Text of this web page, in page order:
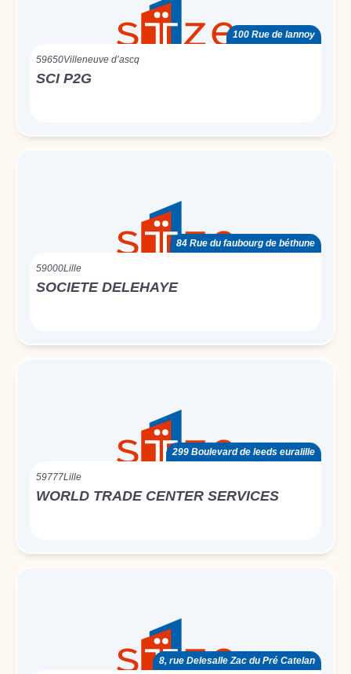
100 Rue de lannoy
59650Villeneuve d’ascq
SCI P2G
84 Rue du faubourg de béthune
59000Lille
SOCIETE DELEHAYE
299 Boulevard de leeds euralille
59777Lille
WORLD TRADE CENTER SERVICES
8, rue Delesalle Zac du Pré Catelan